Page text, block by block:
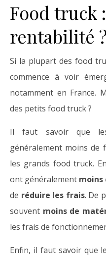
Food truck
rentabilité
Si la plupart des food
commence à voir
notamment en France.
des petits food truck ?
Il faut savoir que
généralement moins de
les grands food truck.
ont généralement moins
de réduire les frais. De
souvent moins de
les frais de
Enfin, il faut savoir que